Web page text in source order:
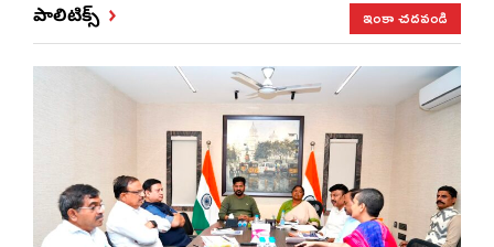
పాలిటిక్స్ ఇంకా చదవండి